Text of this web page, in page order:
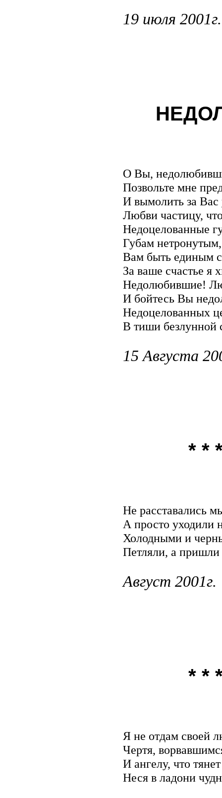
19 июля 2001г.
О Вы,
Позвольте мне
И вымолить за Вас
Любви частицу,
Недоцелованные
Губам
Вам быть единым
За ваше счастье я
Недолюбившие!
И бойтесь Вы
Недоцелованных
В тиши безлунной
15 Августа
* *
Не расставались
А просто уходили
Холодными и
Петляли, а пришли
Август 2001г.
* *
Я не отдам своей
Чертя,
И ангелу, что
Неся в ладони